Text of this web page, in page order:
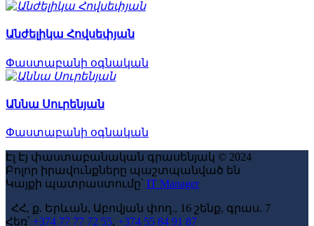
Անժելիկա Հովսեփյան
Փաստաբանի օգնական
Աննա Սուրենյան
Փաստաբանի օգնական
Էլ Էյ փաստաբանական գրասենյակ © 2024
Բոլոր իրավունքները պաշտպանված են
Կայքի պատրաստումը՝ IT Manager
ՀՀ, ք. Երևան, Աբովյան փող., 16 շենք, գրաս. 7
Հեռ՝ +374 77 77 72 55, +374 55 84 91 87